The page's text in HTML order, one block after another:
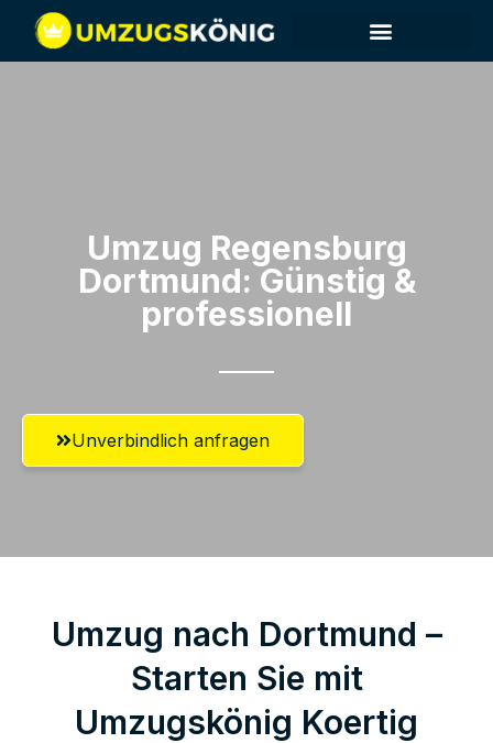
Umzug Regensburg​
Dortmund: Günstig &
professionell​
Unverbindlich anfragen
Umzug nach Dortmund –
Starten Sie mit
Umzugskönig Koertig